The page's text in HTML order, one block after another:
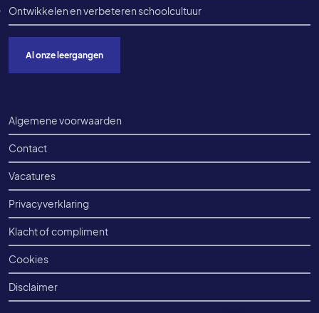
Ontwikkelen en verbeteren schoolcultuur
Al onze leergangen
Voet onderkant
Algemene voorwaarden
Contact
Vacatures
Privacyverklaring
Klacht of compliment
Cookies
Disclaimer